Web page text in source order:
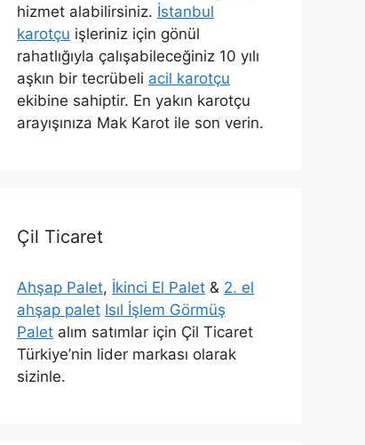
hizmet alabilirsiniz. İstanbul
karotçu işleriniz için gönül
rahatlığıyla çalışabileceğiniz 10 yılı
aşkın bir tecrübeli acil karotçu
ekibine sahiptir. En yakın karotçu
arayışınıza Mak Karot ile son verin.
Çil Ticaret
Ahşap Palet, İkinci El Palet & 2. el
ahşap palet Isıl İşlem Görmüş
Palet alım satımlar için Çil Ticaret
Türkiye’nin lider markası olarak
sizinle.